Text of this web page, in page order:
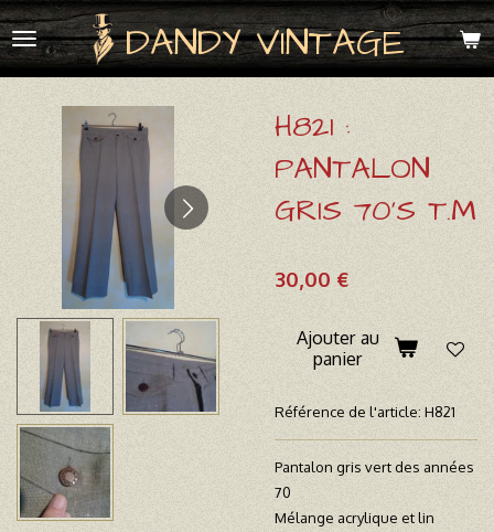
Passer
au
contenu
DANDY VINTAGE
H821 :
PANTALON
GRIS 70'S T.M
30,00 €
Ajouter au
panier
Référence de l'article: H821
Pantalon gris vert des années
70
Mélange acrylique et lin